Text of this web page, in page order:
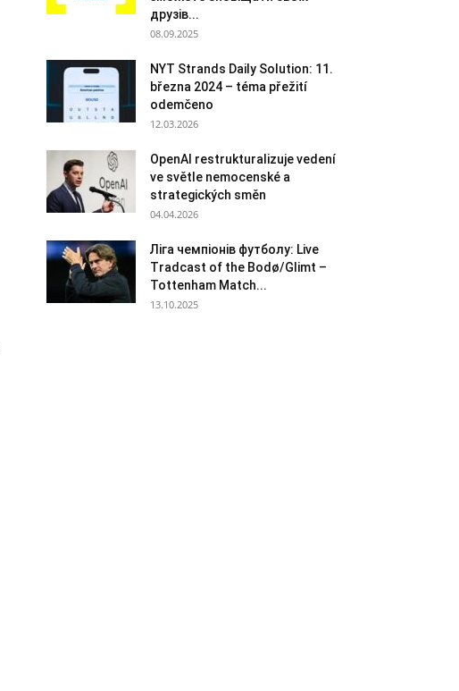
друзів...
08.09.2025
NYT Strands Daily Solution: 11.
března 2024 – téma přežití
odemčeno
12.03.2026
OpenAI restrukturalizuje vedení
ve světle nemocenské a
strategických směn
04.04.2026
Ліга чемпіонів футболу: Live
Tradcast of the Bodø/Glimt –
Tottenham Match...
13.10.2025